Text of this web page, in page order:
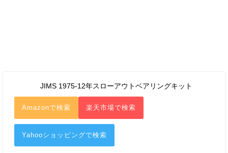
JIMS 1975-12年スローアウトベアリングキット
Amazonで検索 楽天市場で検索
Yahooショッピングで検索